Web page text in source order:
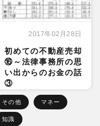
2017年02月28日
初めての不動産売却
⑯～法律事務所の思
い出からのお金の話
③
その他 マネー
知識